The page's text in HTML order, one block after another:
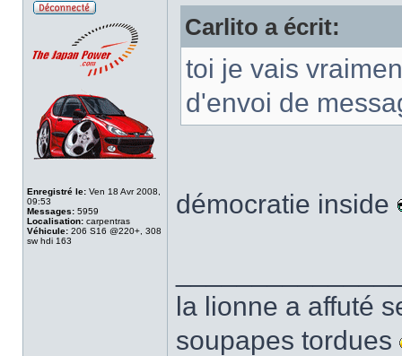
Enregistré le: Ven 18 Avr 2008,
09:53
Messages: 5959
Localisation: carpentras
Véhicule: 206 S16 @220+, 308
sw hdi 163
Carlito a écrit:
toi je vais
d'envoi de
démocratie inside
la lionne a affuté
soupapes tordues